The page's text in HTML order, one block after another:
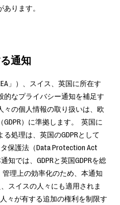
ります。
通知
」）、スイス、英国に所在す
的なプライバシー通知を補足す
々の個人情報の取り扱いは、欧
）に準拠します。 英国に
処理は、英国のGDPRとして
保護法（Data Protection Act
知では、GDPRと英国GDPRを総
管理上の効率化のため、本通知
スイスの人々にも適用されま
々が有する追加の権利を制限す